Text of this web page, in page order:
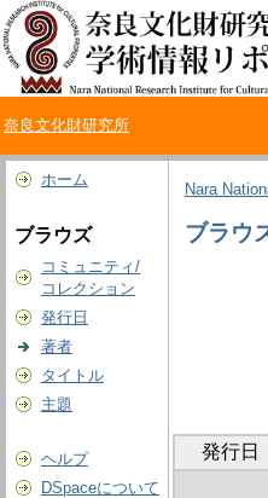
奈良文化財研究所
ホーム
ブラウズ
コミュニティ/
コレクション
発行日
著者
タイトル
主題
ヘルプ
DSpaceについて
Nara
ブラウ
発行日